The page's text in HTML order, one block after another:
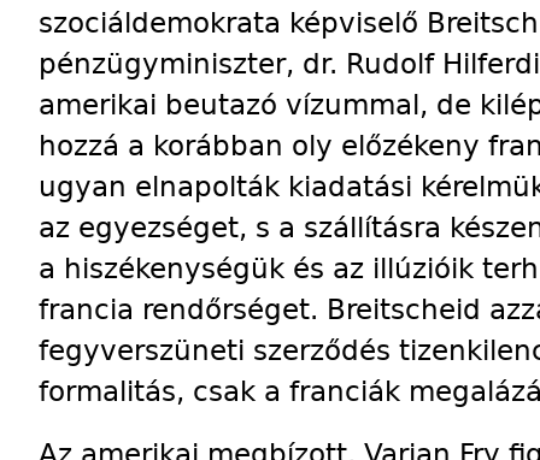
szociáldemokrata képviselő
pénzügyminiszter, dr. Rudolf
amerikai beutazó vízummal, de
hozzá a korábban oly előzékeny
ugyan elnapolták kiadatási
az egyezséget, s a szállításra
a hiszékenységük és az illúzióik
francia rendőrséget. Breitscheid
fegyverszüneti szerződés
formalitás, csak a franciák